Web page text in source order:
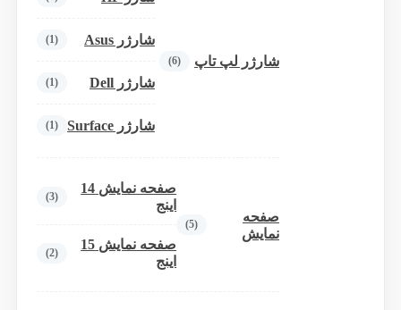
شارژر لپ تاپ (6)
شارژر Asus (1)
شارژر Dell (1)
شارژر Surface (1)
صفحه
نمایش
(5)
صفحه نمایش 14
اینج
(3)
صفحه نمایش 15
اینج
(2)